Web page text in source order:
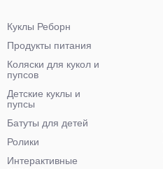
Куклы Реборн
Продукты питания
Коляски для кукол и
пупсов
Детские куклы и
пупсы
Батуты для детей
Ролики
Интерактивные